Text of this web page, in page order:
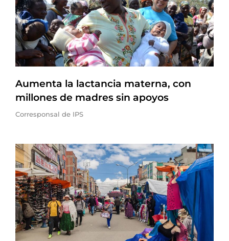
Aumenta la lactancia materna, con
millones de madres sin apoyos
Corresponsal de IPS